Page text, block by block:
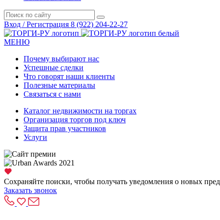
Вход / Регистрация 8 (922) 204-22-27
МЕНЮ
Почему выбирают нас
Успешные сделки
Что говорят наши клиенты
Полезные материалы
Связаться с нами
Каталог недвижимости на торгах
Организация торгов под ключ
Защита прав участников
Услуги
Сохраняйте поиски, чтобы получать уведомления о новых
Заказать звонок